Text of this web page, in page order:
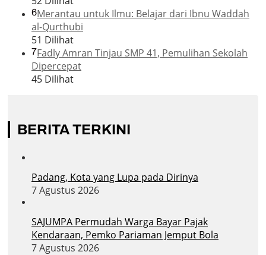
6Merantau untuk Ilmu: Belajar dari Ibnu Waddah
al-Qurthubi
51 Dilihat
7Fadly Amran Tinjau SMP 41, Pemulihan Sekolah
Dipercepat
45 Dilihat
BERITA TERKINI
Padang, Kota yang Lupa pada Dirinya
7 Agustus 2026
SAJUMPA Permudah Warga Bayar Pajak
Kendaraan, Pemko Pariaman Jemput Bola
7 Agustus 2026